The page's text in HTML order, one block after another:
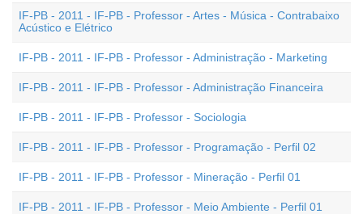
IF-PB - 2011 - IF-PB - Professor - Artes - Música - Contrabaixo
Acústico e Elétrico
IF-PB - 2011 - IF-PB - Professor - Administração - Marketing
IF-PB - 2011 - IF-PB - Professor - Administração Financeira
IF-PB - 2011 - IF-PB - Professor - Sociologia
IF-PB - 2011 - IF-PB - Professor - Programação - Perfil 02
IF-PB - 2011 - IF-PB - Professor - Mineração - Perfil 01
IF-PB - 2011 - IF-PB - Professor - Meio Ambiente - Perfil 01